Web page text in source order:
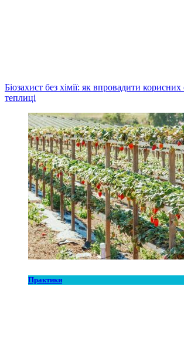
Біозахист без хімії: як впровадити
теплиці
Практики